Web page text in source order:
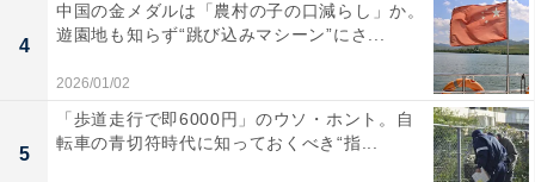
4
中国の金メダルは「農村の子の口減らし」か。
遊園地も知らず“跳び込みマシーン”にさ...
2026/01/02
5
「歩道走行で即6000円」のウソ・ホント。自
転車の青切符時代に知っておくべき“指...